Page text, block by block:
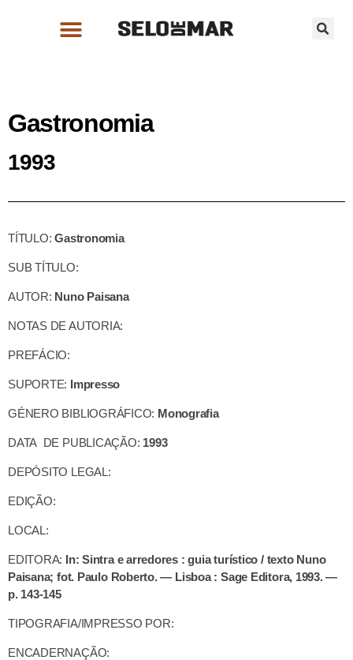
Gastronomia
1993
TÍTULO:Gastronomia
SUB TÍTULO:
AUTOR: Nuno Paisana
NOTAS DE AUTORIA:
PREFÁCIO:
SUPORTE: Impresso
GÉNERO BIBLIOGRÁFICO: Monografia
DATA DE PUBLICAÇÃO: 1993
DEPÓSITO LEGAL:
EDIÇÃO:
LOCAL:
EDITORA: In: Sintra e arredores : guia turístico / texto Nuno
Paisana; fot. Paulo Roberto. — Lisboa : Sage Editora, 1993. —
p. 143-145
TIPOGRAFIA/IMPRESSO POR:
ENCADERNAÇÃO: